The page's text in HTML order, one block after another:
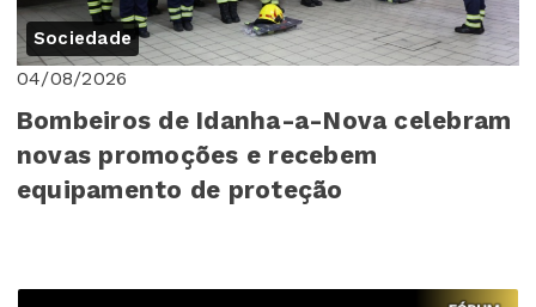
Sociedade
04/08/2026
Bombeiros de Idanha-a-Nova celebram
novas promoções e recebem
equipamento de proteção